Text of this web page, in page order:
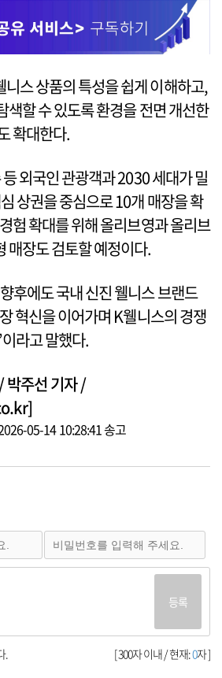
스 상품의 특성을 쉽게 이해하고,
색할 수 있도록 환경을 전면 개선한
확대한다.
외국인 관광객과 2030 세대가 밀
상권을 중심으로 10개 매장을 확
험 확대를 위해 올리브영과 올리브
매장도 검토할 예정이다.
후에도 국내 신진 웰니스 브랜드
혁신을 이어가며 K웰니스의 경쟁
라고 말했다.
박주선 기자 /
05-14 10:28:41 송고
등록
[ 300자 이내 / 현재:0자 ]
.